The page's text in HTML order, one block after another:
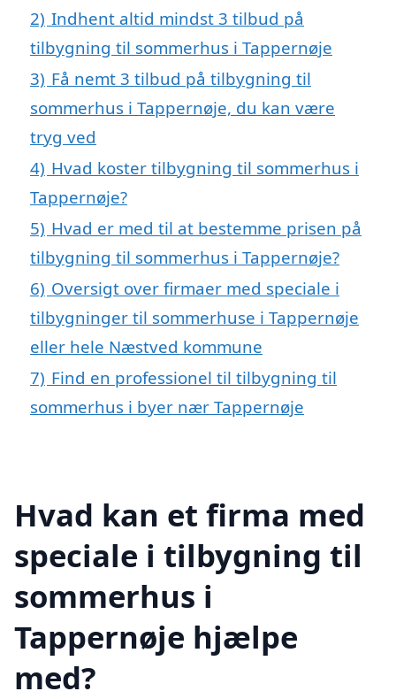
2) Indhent altid mindst 3 tilbud på
tilbygning til sommerhus i Tappernøje
3) Få nemt 3 tilbud på tilbygning til
sommerhus i Tappernøje, du kan være
tryg ved
4) Hvad koster tilbygning til sommerhus i
Tappernøje?
5) Hvad er med til at bestemme prisen på
tilbygning til sommerhus i Tappernøje?
6) Oversigt over firmaer med speciale i
tilbygninger til sommerhuse i Tappernøje
eller hele Næstved kommune
7) Find en professionel til tilbygning til
sommerhus i byer nær Tappernøje
Hvad kan et firma med
speciale i tilbygning til
sommerhus i
Tappernøje hjælpe
med?